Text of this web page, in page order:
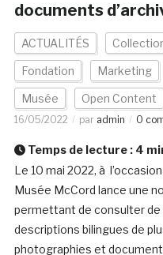
documents
ACTUALITÉS
Fondation Marketing
Musée Open Content
16/05/2022 par admin 0
Temps de lecture : 4
Le 10 mai 2022, à
Musée McCord lance une
permettant de consulter de
descriptions bilingues de
photographies et